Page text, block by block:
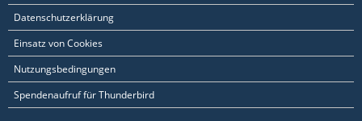
Datenschutzerklärung
Einsatz von Cookies
Nutzungsbedingungen
Spendenaufruf für Thunderbird